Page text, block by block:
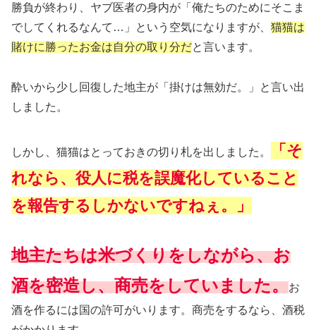
勝負が終わり、ヤブ医者の身内が「俺たちのためにそこま
でしてくれるなんて…」という空気になりますが、 猫猫は
賭けに勝ったお金は自分の取り分だと言います。
酔いから少し回復した地主が「掛けは無効だ。」と言い出
しました。
しかし、猫猫はとっておきの切り札を出しました。
「そ
れなら、役人に税を誤魔化していること
を報告するしかないですねぇ。」
地主たちは米づくりをしながら、お
酒を密造し、商売をしていました。お
酒を作るには国の許可がいります。商売をするなら、酒税